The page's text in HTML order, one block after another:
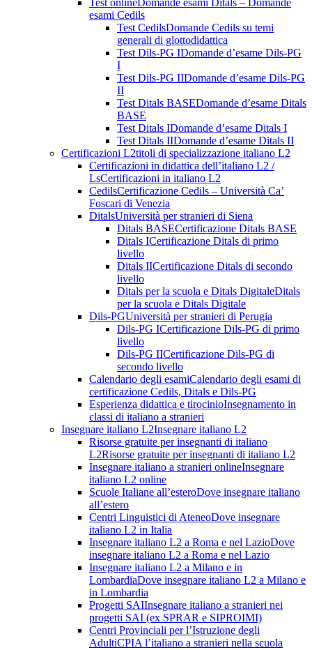
Test onlineDomande esami Ditals – Domande
esami Cedils
Test CedilsDomande Cedils su temi
generali di glottodidattica
Test Dils-PG IDomande d’esame Dils-PG
I
Test Dils-PG IIDomande d’esame Dils-PG
II
Test Ditals BASEDomande d’esame Ditals
BASE
Test Ditals IDomande d’esame Ditals I
Test Ditals IIDomande d’esame Ditals II
Certificazioni L2titoli di specializzazione italiano L2
Certificazioni in didattica dell’italiano L2 /
LsCertificazioni in italiano L2
CedilsCertificazione Cedils – Università Ca’
Foscari di Venezia
DitalsUniversità per stranieri di Siena
Ditals BASECertificazione Ditals BASE
Ditals ICertificazione Ditals di primo
livello
Ditals IICertificazione Ditals di secondo
livello
Ditals per la scuola e Ditals DigitaleDitals
per la scuola e Ditals Digitale
Dils-PGUniversità per stranieri di Perugia
Dils-PG ICertificazione Dils-PG di primo
livello
Dils-PG IICertificazione Dils-PG di
secondo livello
Calendario degli esamiCalendario degli esami di
certificazione Cedils, Ditals e Dils-PG
Esperienza didattica e tirocinioInsegnamento in
classi di italiano a stranieri
Insegnare italiano L2Insegnare italiano L2
Risorse gratuite per insegnanti di italiano
L2Risorse gratuite per insegnanti di italiano L2
Insegnare italiano a stranieri onlineInsegnare
italiano L2 online
Scuole Italiane all’esteroDove insegnare italiano
all’estero
Centri Linguistici di AteneoDove insegnare
italiano L2 in Italia
Insegnare italiano L2 a Roma e nel LazioDove
insegnare italiano L2 a Roma e nel Lazio
Insegnare italiano L2 a Milano e in
LombardiaDove insegnare italiano L2 a Milano e
in Lombardia
Progetti SAIInsegnare italiano a stranieri nei
progetti SAI (ex SPRAR e SIPROIMI)
Centri Provinciali per l’Istruzione degli
AdultiCPIA l’italiano a stranieri nella scuola